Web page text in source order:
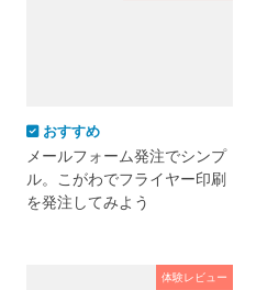
おすすめ
メールフォーム発注でシンプ
ル。こがわでフライヤー印刷
を発注してみよう
体験レビュー